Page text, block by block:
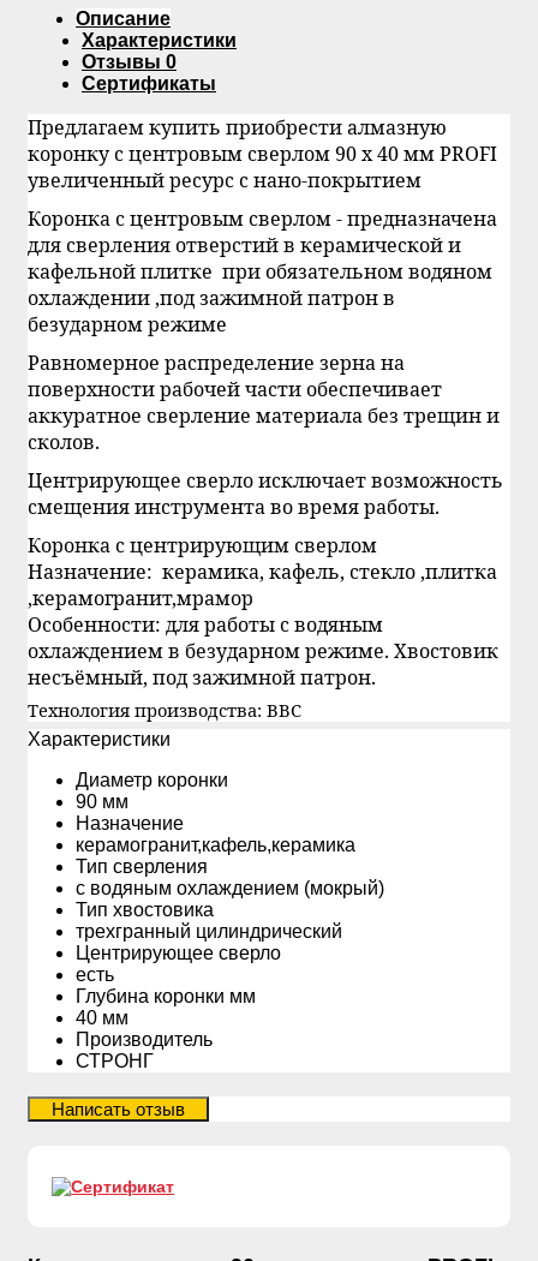
Описание
Характеристики
Отзывы 0
Сертификаты
Предлагаем купить приобрести алмазную
коронку с центровым сверлом 90 х 40 мм PROFI
увеличенный ресурс с нано-покрытием
Коронка с центровым сверлом - предназначена
для сверления отверстий в керамической и
кафельной плитке при обязательном водяном
охлаждении ,под зажимной патрон в
безударном режиме
Равномерное распределение зерна на
поверхности рабочей части обеспечивает
аккуратное сверление материала без трещин и
сколов.
Центрирующее сверло исключает возможность
смещения инструмента во время работы.
Коронка с центрирующим сверлом
Назначение: керамика, кафель, стекло ,плитка
,керамогранит,мрамор
Особенности: для работы с водяным
охлаждением в безударном режиме. Хвостовик
несъёмный, под зажимной патрон.
Технология производства: ВВС
Xарактеристики
Диаметр коронки
90 мм
Назначение
керамогранит,кафель,керамика
Тип сверления
с водяным охлаждением (мокрый)
Тип хвостовика
трехгранный цилиндрический
Центрирующее сверло
есть
Глубина коронки мм
40 мм
Производитель
СТРОНГ